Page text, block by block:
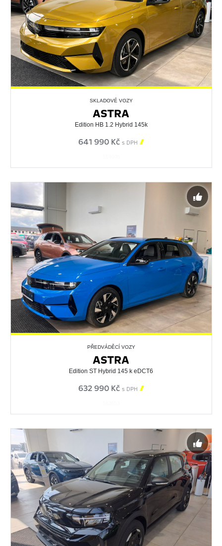
SKLADOVÉ VOZY
ASTRA
Edition HB 1.2 Hybrid 145k
641 990 Kč s DPH 
PŘEDVÁDĚCÍ VOZY
ASTRA
Edition ST Hybrid 145 k eDCT6
632 990 Kč s DPH 